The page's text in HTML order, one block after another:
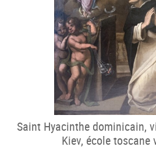
Saint Hyacinthe dominicain,
Kiev, école toscane